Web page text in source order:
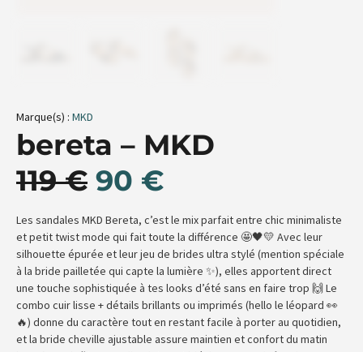
Marque(s) : MKD
bereta – MKD
119€ 90 €
Les sandales MKD Bereta, c’est le mix parfait entre chic minimaliste
et petit twist mode qui fait toute la différence 🤩🖤💛 Avec leur
silhouette épurée et leur jeu de brides ultra stylé (mention spéciale
à la bride pailletée qui capte la lumière ✨), elles apportent direct
une touche sophistiquée à tes looks d’été sans en faire trop 🙌 Le
combo cuir lisse + détails brillants ou imprimés (hello le léopard 👀
🔥) donne du caractère tout en restant facile à porter au quotidien,
et la bride cheville ajustable assure maintien et confort du matin